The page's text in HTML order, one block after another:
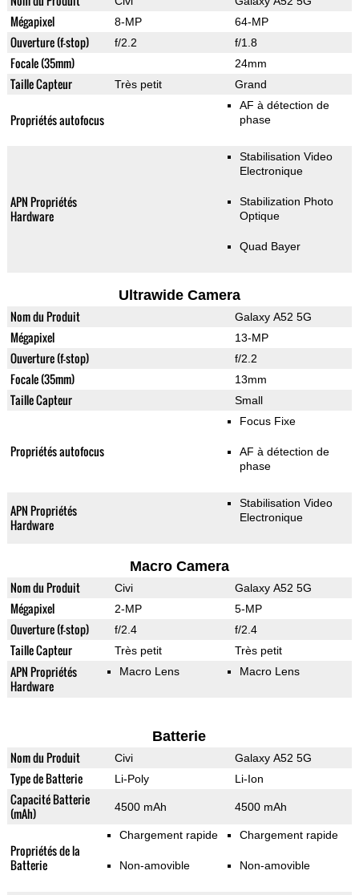
Mégapixel 8-MP 64-MP
Ouverture (f-stop) f/2.2 f/1.8
Focale (35mm) 24mm
Taille Capteur Très petit Grand
Propriétés autofocus
AF à détection de
phase
APN Propriétés
Hardware
Stabilisation Video
Electronique
Stabilization Photo
Optique
Quad Bayer
Ultrawide Camera
Nom du Produit Galaxy A52 5G
Mégapixel 13-MP
Ouverture (f-stop) f/2.2
Focale (35mm) 13mm
Taille Capteur Small
Propriétés autofocus
Focus Fixe
AF à détection de
phase
APN Propriétés
Hardware
Stabilisation Video
Electronique
Macro Camera
Nom du Produit Civi Galaxy A52 5G
Mégapixel 2-MP 5-MP
Ouverture (f-stop) f/2.4 f/2.4
Taille Capteur Très petit Très petit
APN Propriétés
Hardware
Macro Lens Macro Lens
Batterie
Nom du Produit Civi Galaxy A52 5G
Type de Batterie Li-Poly Li-Ion
Capacité Batterie
(mAh)
4500 mAh 4500 mAh
Propriétés de la
Batterie
Chargement rapide
Non-amovible
Chargement rapide
Non-amovible